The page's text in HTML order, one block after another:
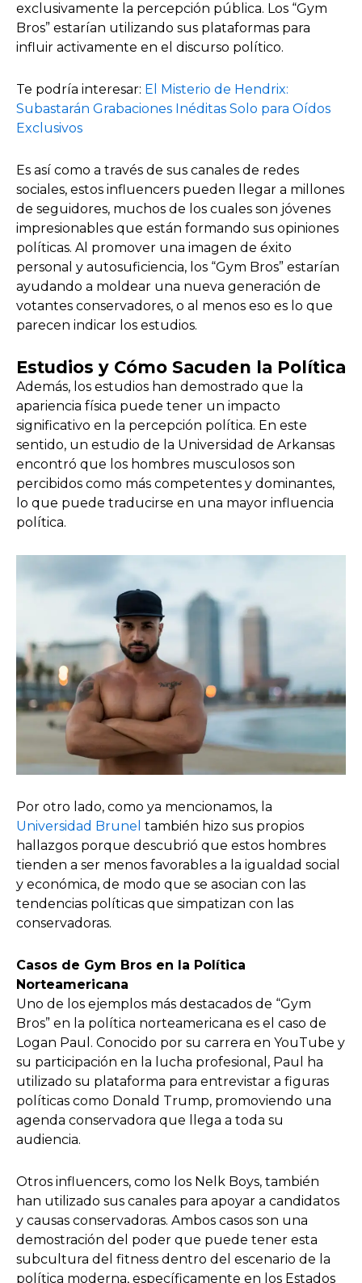
exclusivamente la percepción pública. Los “Gym
Bros” estarían utilizando sus plataformas para
influir activamente en el discurso político.
Te podría interesar: El Misterio de Hendrix:
Subastarán Grabaciones Inéditas Solo para Oídos
Exclusivos
Es así como a través de sus canales de redes
sociales, estos influencers pueden llegar a millones
de seguidores, muchos de los cuales son jóvenes
impresionables que están formando sus opiniones
políticas. Al promover una imagen de éxito
personal y autosuficiencia, los “Gym Bros” estarían
ayudando a moldear una nueva generación de
votantes conservadores, o al menos eso es lo que
parecen indicar los estudios.
Estudios y Cómo Sacuden la Política
Además, los estudios han demostrado que la
apariencia física puede tener un impacto
significativo en la percepción política. En este
sentido, un estudio de la Universidad de Arkansas
encontró que los hombres musculosos son
percibidos como más competentes y dominantes,
lo que puede traducirse en una mayor influencia
política.
Por otro lado, como ya mencionamos, la
Universidad Brunel también hizo sus propios
hallazgos porque descubrió que estos hombres
tienden a ser menos favorables a la igualdad social
y económica, de modo que se asocian con las
tendencias políticas que simpatizan con las
conservadoras.
Casos de Gym Bros en la Política
Norteamericana
Uno de los ejemplos más destacados de “Gym
Bros” en la política norteamericana es el caso de
Logan Paul. Conocido por su carrera en YouTube y
su participación en la lucha profesional, Paul ha
utilizado su plataforma para entrevistar a figuras
políticas como Donald Trump, promoviendo una
agenda conservadora que llega a toda su
audiencia.
Otros influencers, como los Nelk Boys, también
han utilizado sus canales para apoyar a candidatos
y causas conservadoras. Ambos casos son una
demostración del poder que puede tener esta
subcultura del fitness dentro del escenario de la
política moderna, específicamente en los Estados